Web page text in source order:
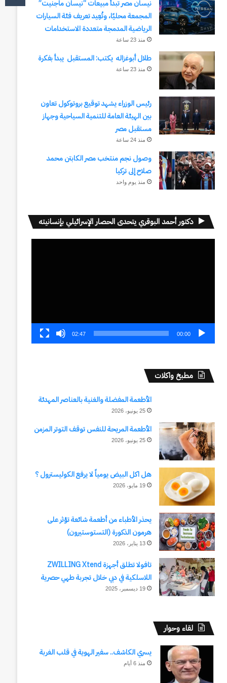
نيسان مصر تبدأ مبيعات “نيسان ماجنيت”
المجمعة محليًا، وتُعِيد تعريف فئة السيارات
الرياضية المدمجة متعددة الاستخدامات
منذ 23 ساعة
طلال أبوغزاله يكتب: المستقبل يبدأ بفكرة
منذ 23 ساعة
رئيس الوزراء يشهد توقيع بروتوكول تعاون
بين الهيئة العامة للتنمية السياحية وجهاز
مستقبل مصر
منذ 24 ساعة
وصول نجم منتخب مصر الكابتن محمد
صلاح إلى تركيا
منذ يوم واحد
دكتور أحمد البوقري يتحدى الحصار الإسرائيلي بإنسانيته
00:00
02:47
مطبخ واكلات
الأطعمة المفضلة والغنية بالعناصر المهدئة
25 يونيو، 2026
الأطعمة المريحة للنفس توقف التوتر المزمن
25 يونيو، 2026
هل اكل البيض يومياً لا يرفع الكوليسترول ؟
19 مايو، 2026
يحذر الأطباء من أطعمة شائعة تؤثر على
هرمون الذكورة (التستوستيرون)
13 يناير، 2026
تافولا تطلق أجهزة ZWILLING Xtend
اللاسلكية في دبي خلال تجربة طهي حصرية
19 ديسمبر، 2025
لقاء وحوار
يسري الكاشف.. سفير الهوية في قلب الغربة
منذ 6 أيام